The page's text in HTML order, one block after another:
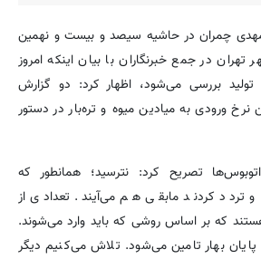
چمران در حاشیه سیصد و بیست و نهمین
در جمع خبرنگاران با بیان اینکه امروز
تولید بررسی می‌شود، اظهار کرد: دو گزارش
ورودی به میادین میوه‌ و تره‌بار در دستور
تصریح کرد: نترسید؛ همانطور که
تردد کردند مابقی هم می‌آیند. تعدادی از
که بر اساس روشی که باید وارد می‌شوند.
پایان بهار تامین می‌شود. تلاش می‌کنیم دیگر